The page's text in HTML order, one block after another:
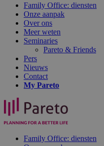
Family Office: diensten
Onze aanpak
Over ons
Meer weten
Seminaries
Pareto & Friends
Pers
Nieuws
Contact
My Pareto
Family Office: diensten